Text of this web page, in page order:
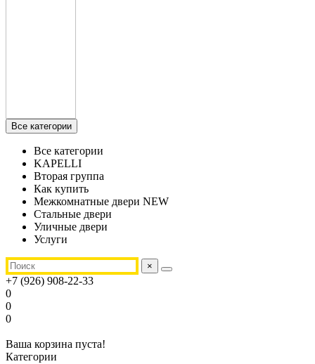
Все категории
Все категории
KAPELLI
Вторая группа
Как купить
Межкомнатные двери NEW
Стальные двери
Уличные двери
Услуги
×
+7 (926) 908-22-33
0
0
0
Ваша корзина пуста!
Категории